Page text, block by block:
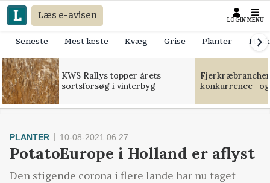
Læs e-avisen LOGIN MENU
Seneste Mest læste Kvæg Grise Planter
KWS Rallys topper årets
sortsforsøg i vinterbyg
konkurrence-
PLANTER 10-08-2021 06:27
PotatoEurope i Holland er aflyst
Den stigende corona i flere lande har nu taget